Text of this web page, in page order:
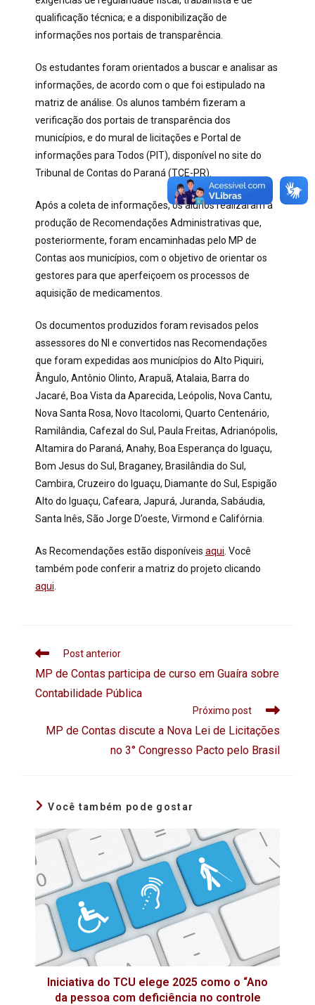
qualificação técnica; e a disponibilização de
informações nos portais de transparência.
Os estudantes foram orientados a buscar e analisar as
informações, de acordo com o que foi estipulado na
matriz de análise. Os alunos também fizeram a
verificação dos portais de transparência dos
municípios, e do mural de licitações e Portal de
informações para Todos (PIT), disponível no site do
Tribunal de Contas do Paraná (TCE-PR).
Após a coleta de informações, os alunos realizaram a
produção de Recomendações Administrativas que,
posteriormente, foram encaminhadas pelo MP de
Contas aos municípios, com o objetivo de orientar os
gestores para que aperfeiçoem os processos de
aquisição de medicamentos.
Os documentos produzidos foram revisados pelos
assessores do NI e convertidos nas Recomendações
que foram expedidas aos municípios do Alto Piquiri,
Ângulo, Antônio Olinto, Arapuã, Atalaia, Barra do
Jacaré, Boa Vista da Aparecida, Leópolis, Nova Cantu,
Nova Santa Rosa, Novo Itacolomi, Quarto Centenário,
Ramilândia, Cafezal do Sul, Paula Freitas, Adrianópolis,
Altamira do Paraná, Anahy, Boa Esperança do Iguaçu,
Bom Jesus do Sul, Braganey, Brasilândia do Sul,
Cambira, Cruzeiro do Iguaçu, Diamante do Sul, Espigão
Alto do Iguaçu, Cafeara, Japurá, Juranda, Sabáudia,
Santa Inês, São Jorge D’oeste, Virmond e Califórnia.
As Recomendações estão disponíveis aqui . Você
também pode conferir a matriz do projeto clicando
aqui
Post anterior
MP de Contas participa de curso em Guaíra sobre
Contabilidade Pública
Próximo post
MP de Contas discute a Nova Lei de Licitações
no 3° Congresso Pacto pelo Brasil
Você também pode gostar
Iniciativa do TCU elege 2025 como o “Ano
da pessoa com deficiência no controle